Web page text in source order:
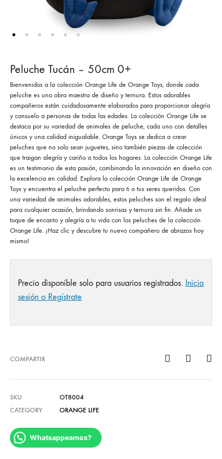
Peluche Tucán – 50cm 0+
Bienvenidos a la colección Orange Life de Orange Toys, donde cada
peluche es una obra maestra de diseño y ternura. Estos adorables
compañeros están cuidadosamente elaborados para proporcionar alegría
y consuelo a personas de todas las edades. La colección Orange Life se
destaca por su variedad de animales de peluche, cada uno con detalles
únicos y una calidad inigualable. Orange Toys se dedica a crear
peluches que no solo sean juguetes, sino también piezas de colección
que traigan alegría y cariño a todos los hogares. La colección Orange Life
es un testimonio de esta pasión, combinando la innovación en diseño con
la excelencia en calidad. Explora la colección Orange Life de Orange
Toys y encuentra el peluche perfecto para ti o tus seres queridos. Con
una variedad de animales adorables, estos peluches son el regalo ideal
para cualquier ocasión, brindando sonrisas y ternura sin fin. Añade un
toque de encanto y alegría a tu vida con los peluches de la colección
Orange Life. ¡Haz clic y descubre tu nuevo compañero de abrazos hoy
mismo!
Precio disponible solo para usuarios registrados. Inicia
sesión o Regístrate
COMPARTIR
SKU
OT8004
CATEGORY
ORANGE LIFE
Whatsappeamos?